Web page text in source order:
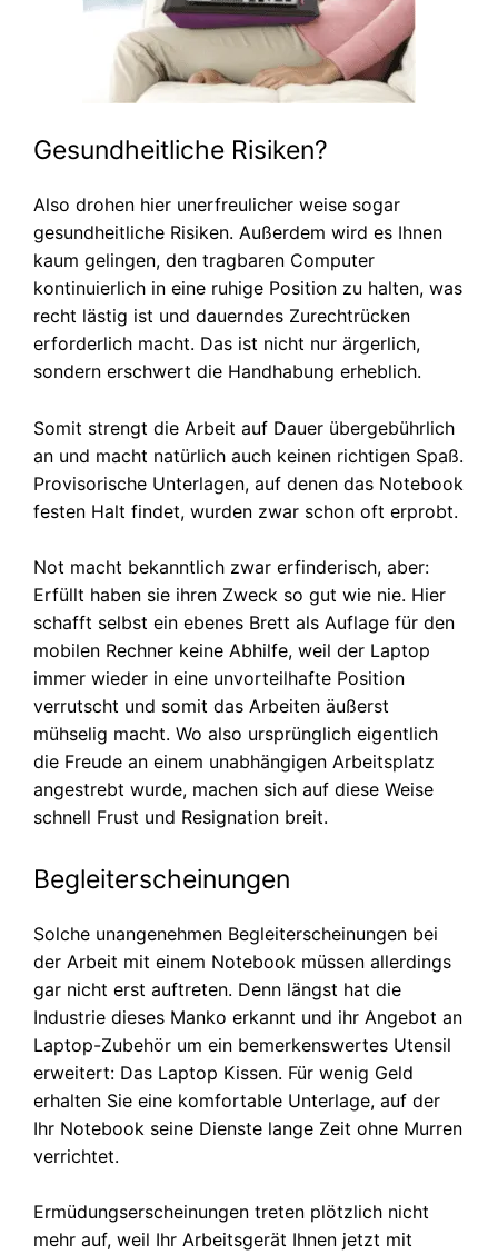
Gesundheitliche Risiken?
Also drohen hier unerfreulicher weise sogar
gesundheitliche Risiken. Außerdem wird es Ihnen
kaum gelingen, den tragbaren Computer
kontinuierlich in eine ruhige Position zu halten, was
recht lästig ist und dauerndes Zurechtrücken
erforderlich macht. Das ist nicht nur ärgerlich,
sondern erschwert die Handhabung erheblich.
Somit strengt die Arbeit auf Dauer übergebührlich
an und macht natürlich auch keinen richtigen Spaß.
Provisorische Unterlagen, auf denen das Notebook
festen Halt findet, wurden zwar schon oft erprobt.
Not macht bekanntlich zwar erfinderisch, aber:
Erfüllt haben sie ihren Zweck so gut wie nie. Hier
schafft selbst ein ebenes Brett als Auflage für den
mobilen Rechner keine Abhilfe, weil der Laptop
immer wieder in eine unvorteilhafte Position
verrutscht und somit das Arbeiten äußerst
mühselig macht. Wo also ursprünglich eigentlich
die Freude an einem unabhängigen Arbeitsplatz
angestrebt wurde, machen sich auf diese Weise
schnell Frust und Resignation breit.
Begleiterscheinungen
Solche unangenehmen Begleiterscheinungen bei
der Arbeit mit einem Notebook müssen allerdings
gar nicht erst auftreten. Denn längst hat die
Industrie dieses Manko erkannt und ihr Angebot an
Laptop-Zubehör um ein bemerkenswertes Utensil
erweitert: Das Laptop Kissen. Für wenig Geld
erhalten Sie eine komfortable Unterlage, auf der
Ihr Notebook seine Dienste lange Zeit ohne Murren
verrichtet.
Ermüdungserscheinungen treten plötzlich nicht
mehr auf, weil Ihr Arbeitsgerät Ihnen jetzt mit